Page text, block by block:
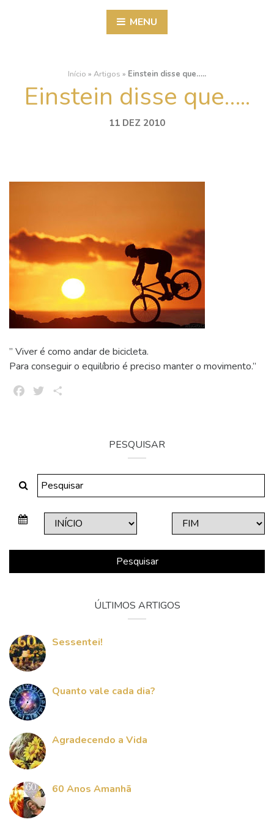
MENU
Início » Artigos » Einstein disse que…..
Einstein disse que…..
11 DEZ 2010
” Viver é como andar de bicicleta.
Para conseguir o equilíbrio é preciso manter o movimento.”
FacebookTwitter
PESQUISAR
Pesquisar
ÚLTIMOS ARTIGOS
Sessentei!
Quanto vale cada dia?
Agradecendo a Vida
60 Anos Amanhã